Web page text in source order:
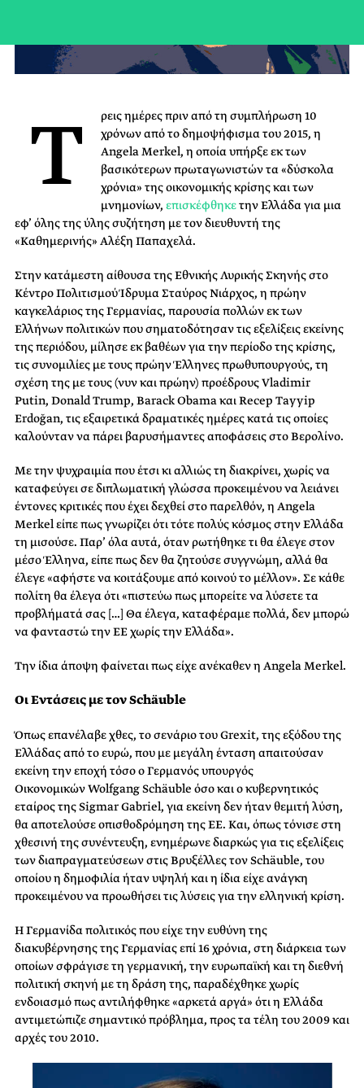
Τ
ρεις ημέρες πριν από τη συμπλήρωση 10
χρόνων από το δημοψήφισμα του 2015, η
Angela Merkel, η οποία υπήρξε εκ των
βασικότερων πρωταγωνιστών τα «δύσκολα
χρόνια» της οικονομικής κρίσης και των
μνημονίων, επισκέφθηκετην Ελλάδα για μια
εφ’ όλης της ύλης συζήτηση με τον διευθυντή της
«Καθημερινής» Αλέξη Παπαχελά.
Στην κατάμεστη αίθουσα της Εθνικής Λυρικής Σκηνής στο
Κέντρο Πολιτισμού Ίδρυμα Σταύρος Νιάρχος, η πρώην
καγκελάριος της Γερμανίας, παρουσία πολλών εκ των
Ελλήνων πολιτικών που σηματοδότησαν τις εξελίξεις εκείνης
της περιόδου, μίλησε εκ βαθέων για την περίοδο της κρίσης,
τις συνομιλίες με τους πρώην Έλληνες πρωθυπουργούς, τη
σχέση της με τους (νυν και πρώην) προέδρους Vladimir
Putin, Donald Trump, Barack Obama και Recep Tayyip
Erdoğan, τις εξαιρετικά δραματικές ημέρες κατά τις οποίες
καλούνταν να πάρει βαρυσήμαντες αποφάσεις στο Βερολίνο.
Με την ψυχραιμία που έτσι κι αλλιώς τη διακρίνει, χωρίς να
καταφεύγει σε διπλωματική γλώσσα προκειμένου να λειάνει
έντονες κριτικές που έχει δεχθεί στο παρελθόν, η Angela
Merkel είπε πως γνωρίζει ότι τότε πολύς κόσμος στην Ελλάδα
τη μισούσε. Παρ’ όλα αυτά, όταν ρωτήθηκε τι θα έλεγε στον
μέσο Έλληνα, είπε πως δεν θα ζητούσε συγγνώμη, αλλά θα
έλεγε «αφήστε να κοιτάξουμε από κοινού το μέλλον». Σε κάθε
πολίτη θα έλεγα ότι «πιστεύω πως μπορείτε να λύσετε τα
προβλήματά σας […] Θα έλεγα, καταφέραμε πολλά, δεν μπορώ
να φανταστώ την ΕΕ χωρίς την Ελλάδα».
Την ίδια άποψη φαίνεται πως είχε ανέκαθεν η Angela Merkel.
Οι Εντάσεις με τον Schäuble
Όπως επανέλαβε χθες, το σενάριο του Grexit, της εξόδου της
Ελλάδας από το ευρώ, που με μεγάλη ένταση απαιτούσαν
εκείνη την εποχή τόσο ο Γερμανός υπουργός
Οικονομικών Wolfgang Schäuble όσο και ο κυβερνητικός
εταίρος της Sigmar Gabriel, για εκείνη δεν ήταν θεμιτή λύση,
θα αποτελούσε οπισθοδρόμηση της ΕΕ. Και, όπως τόνισε στη
χθεσινή της συνέντευξη, ενημέρωνε διαρκώς για τις εξελίξεις
των διαπραγματεύσεων στις Βρυξέλλες τον Schäuble, του
οποίου η δημοφιλία ήταν υψηλή και η ίδια είχε ανάγκη
προκειμένου να προωθήσει τις λύσεις για την ελληνική κρίση.
Η Γερμανίδα πολιτικός που είχε την ευθύνη της
διακυβέρνησης της Γερμανίας επί 16 χρόνια, στη διάρκεια των
οποίων σφράγισε τη γερμανική, την ευρωπαϊκή και τη διεθνή
πολιτική σκηνή με τη δράση της, παραδέχθηκε χωρίς
ενδοιασμό πως αντιλήφθηκε «αρκετά αργά» ότι η Ελλάδα
αντιμετώπιζε σημαντικό πρόβλημα, προς τα τέλη του 2009 και
αρχές του 2010.